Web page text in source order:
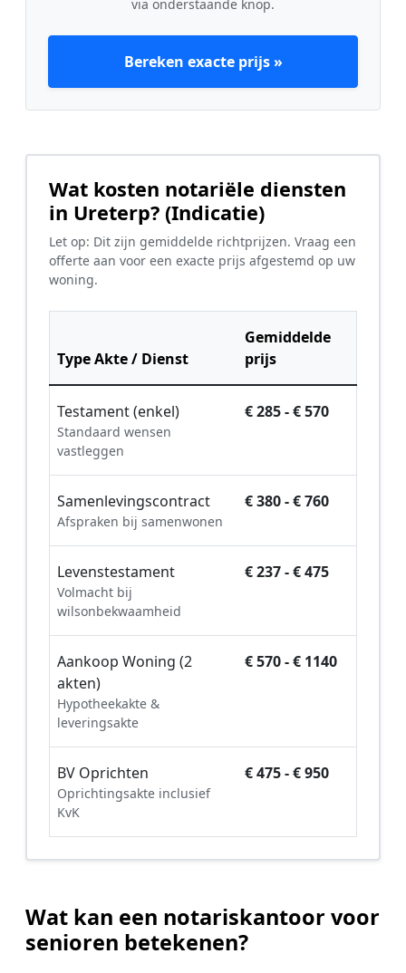
via onderstaande knop.
Bereken exacte prijs »
Wat kosten notariële diensten
in Ureterp? (Indicatie)
Let op: Dit zijn gemiddelde richtprijzen. Vraag een
offerte aan voor een exacte prijs afgestemd op uw
woning.
Type Akte / Dienst
Gemiddelde
prijs
Testament (enkel)
Standaard wensen
vastleggen
€ 285 - € 570
Samenlevingscontract
Afspraken bij samenwonen
€ 380 - € 760
Levenstestament
Volmacht bij
wilsonbekwaamheid
€ 237 - € 475
Aankoop Woning (2
akten)
Hypotheekakte &
leveringsakte
€ 570 - € 1140
BV Oprichten
Oprichtingsakte inclusief
KvK
€ 475 - € 950
Wat kan een notariskantoor voor
senioren betekenen?